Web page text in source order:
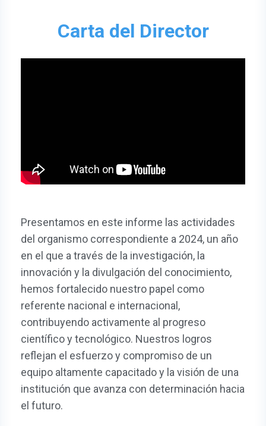
Carta del Director
Presentamos en este informe las actividades
del organismo correspondiente a 2024, un año
en el que a través de la investigación, la
innovación y la divulgación del conocimiento,
hemos fortalecido nuestro papel como
referente nacional e internacional,
contribuyendo activamente al progreso
científico y tecnológico. Nuestros logros
reflejan el esfuerzo y compromiso de un
equipo altamente capacitado y la visión de una
institución que avanza con determinación hacia
el futuro.